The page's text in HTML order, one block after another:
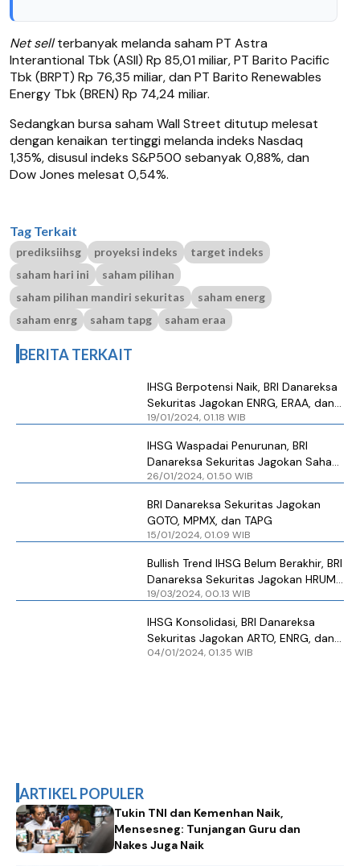
Net sellterbanyak melanda saham PT Astra
Interantional Tbk (ASII) Rp 85,01 miliar, PT Barito Pacific
Tbk (BRPT) Rp 76,35 miliar, dan PT Barito Renewables
Energy Tbk (BREN) Rp 74,24 miliar.
Sedangkan bursa saham Wall Street ditutup melesat
dengan kenaikan tertinggi melanda indeks Nasdaq
1,35%, disusul indeks S&P500 sebanyak 0,88%, dan
Dow Jones melesat 0,54%.
Tag Terkait
prediksiihsg proyeksi indeks
target indeks
saham hari ini
saham pilihan
saham pilihan mandiri sekuritas
saham energ
saham enrg
saham tapg saham eraa
BERITA TERKAIT
IHSG Berpotensi Naik, BRI Danareksa
Sekuritas Jagokan ENRG, ERAA, dan
TAPG
19/01/2024, 01.18 WIB
IHSG Waspadai Penurunan, BRI
Danareksa Sekuritas Jagokan Saham
AGII, TAPG, dan HRUM
26/01/2024, 01.50 WIB
BRI Danareksa Sekuritas Jagokan
GOTO, MPMX, dan TAPG
15/01/2024, 01.09 WIB
Bullish Trend IHSG Belum Berakhir, BRI
Danareksa Sekuritas Jagokan HRUM
dan ENRG
19/03/2024, 00.13 WIB
IHSG Konsolidasi, BRI Danareksa
Sekuritas Jagokan ARTO, ENRG, dan
AGRO
04/01/2024, 01.35 WIB
ARTIKEL POPULER
Tukin TNI dan Kemenhan Naik,
Mensesneg: Tunjangan Guru dan
Nakes Juga Naik